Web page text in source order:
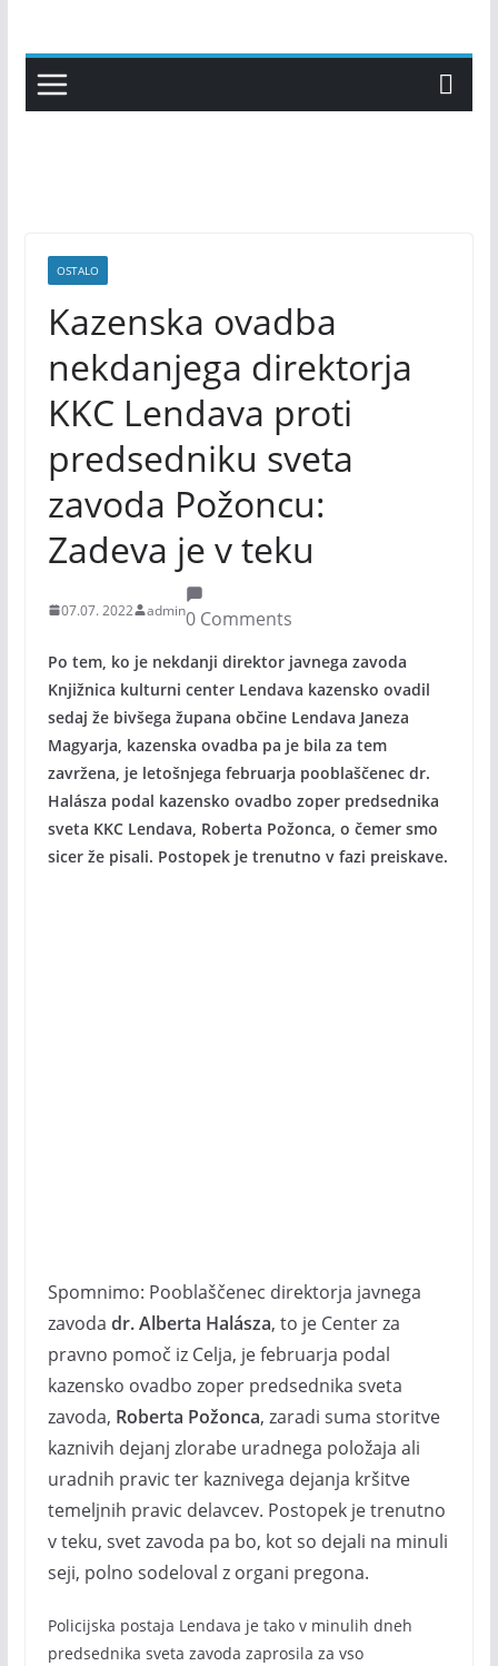
content
OSTALO
Kazenska ovadba
nekdanjega direktorja
KKC Lendava proti
predsedniku sveta
zavoda Požoncu:
Zadeva je v teku
07.07. 2022 admin0 Comments
Po tem, ko je nekdanji direktor javnega zavoda
Knjižnica kulturni center Lendava kazensko ovadil
sedaj že bivšega župana občine Lendava Janeza
Magyarja, kazenska ovadba pa je bila za tem
zavržena, je letošnjega februarja pooblaščenec dr.
Halásza podal kazensko ovadbo zoper predsednika
sveta KKC Lendava, Roberta Požonca, o čemer smo
sicer že pisali. Postopek je trenutno v fazi preiskave.
Spomnimo: Pooblaščenec direktorja javnega
zavoda dr. Alberta Halásza, to je Center za
pravno pomoč iz Celja, je februarja podal
kazensko ovadbo zoper predsednika sveta
zavoda, Roberta Požonca, zaradi suma storitve
kaznivih dejanj zlorabe uradnega položaja ali
uradnih pravic ter kaznivega dejanja kršitve
temeljnih pravic delavcev. Postopek je trenutno
v teku, svet zavoda pa bo, kot so dejali na minuli
seji, polno sodeloval z organi pregona.
Policijska postaja Lendava je tako v minulih dneh
predsednika sveta zavoda zaprosila za vso